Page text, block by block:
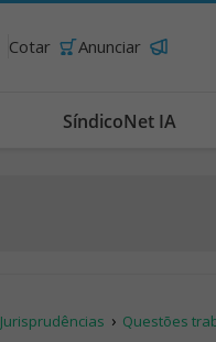
Cotar Anunciar
SíndicoNet IA
Jurisprudências Questões